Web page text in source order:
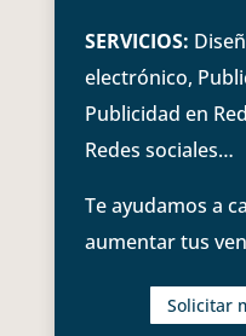
SERVICIOS:
electrónico,
Publicidad en
Redes sociales…
Te ayudamos a
aumentar tus
Solicitar